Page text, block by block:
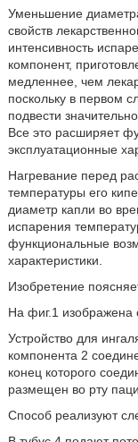
Уменьшение
свойств
интенсивность
компонент,
медленнее, чем
поскольку в первом
подвести
Все это расширяет
эксплуатационные
Нагревание перед
температуры его
диаметр капли во
испарения
функциональные
характеристики.
Изобретение
На фиг.1 изображена
Устройство для
компонента 2
конец которого
размещен во рту
Способ реализуют